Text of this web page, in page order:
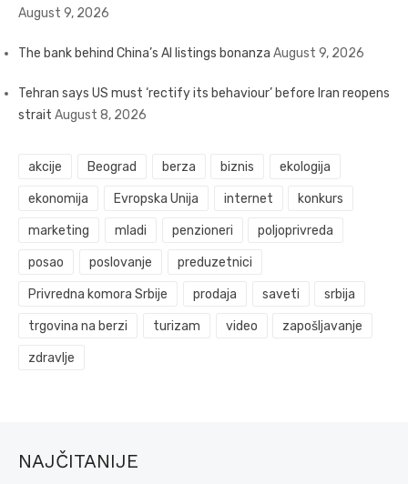
August 9, 2026
The bank behind China’s AI listings bonanza August 9, 2026
Tehran says US must ‘rectify its behaviour’ before Iran reopens
strait August 8, 2026
akcije Beograd berza biznis ekologija
ekonomija Evropska Unija internet konkurs
marketing mladi penzioneri poljoprivreda
posao poslovanje preduzetnici
Privredna komora Srbije prodaja saveti srbija
trgovina na berzi turizam video zapošljavanje
zdravlje
NAJČITANIJE